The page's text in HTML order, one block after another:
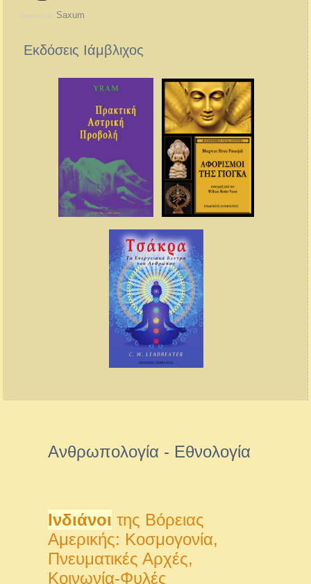
Powered by Saxum
Εκδόσεις Ιάμβλιχος
Ανθρωπολογία - Εθνολογία
Ινδιάνοι της Βόρειας
Αμερικής: Κοσμογονία,
Πνευματικές Αρχές,
Κοινωνία-Φυλές